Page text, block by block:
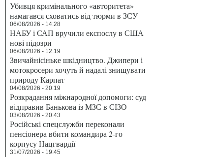
Убивця кримінального «авторитета»
намагався сховатись від тюрми в ЗСУ
06/08/2026 - 14:28
НАБУ і САП вручили експослу в США
нові підозри
06/08/2026 - 12:19
Звичайнісіньке шкідництво. Джипери і
мотокросери хочуть й надалі знищувати
природу Карпат
04/08/2026 - 20:19
Розкрадання міжнародної допомоги: суд
відправив Банькова із МЗС в СІЗО
03/08/2026 - 20:43
Російські спецслужби переконали
пенсіонера вбити командира 2-го
корпусу Нацгвардії
31/07/2026 - 19:45